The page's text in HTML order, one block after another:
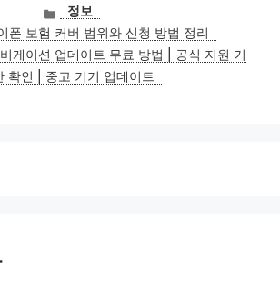
카
테
고
리
정보
폰 보험 커버 범위와 신청 방법 정리
게이션 업데이트 무료 방법 | 공식 지원 기
확인 | 중고 기기 업데이트